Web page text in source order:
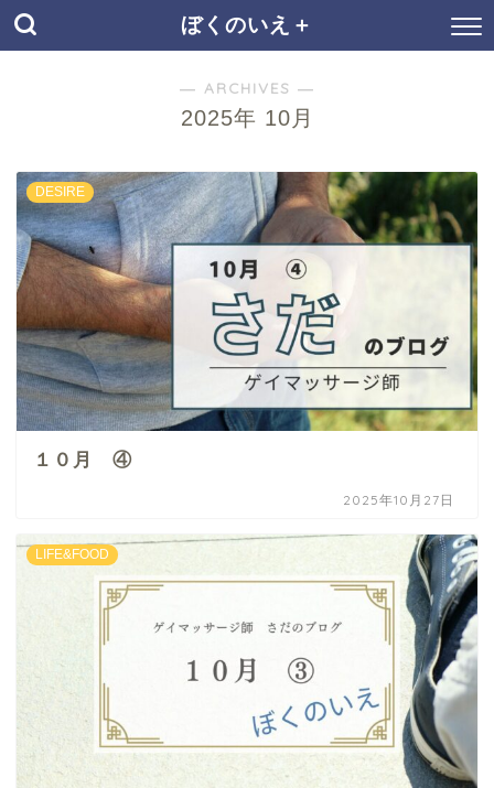
ぼくのいえ＋
― ARCHIVES ―
2025年 10月
DESIRE
１０月 ④
2025年10月27日
LIFE&FOOD